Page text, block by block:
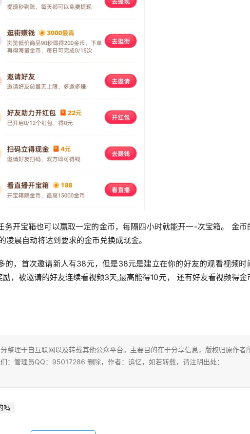
务开宝箱也可以赢取一定的金币，每隔四小时就能开一-次宝箱。 金币
晨自动将达到要求的金币兑换成现金。
的，首次邀请新人有38元，但是38元是建立在你的好友的观看视频时
，被邀请的好友连续看视频3天,最高能得10元， 还有好友看视频得金
整理于自互联网以及转载其他公众平台。主要目的在于分享信息，版权归原作者
：管理员QQ：95017286 删除，作者：追忆，如若转载，请注明出处：
吗